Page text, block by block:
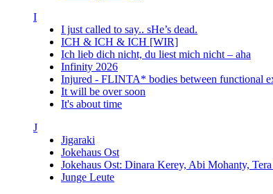
I
I just called to say.. sHe’s dead.
ICH & ICH & ICH [WIR]
Ich lieb dich nicht, du liest mich nicht – aha
Infinity 2026
Injured - FLINTA* bodies between functional
It will be over soon
It's about time
J
Jigaraki
Jokehaus Ost
Jokehaus Ost: Dinara Kerey, Abi Mohanty,
Junge Leute